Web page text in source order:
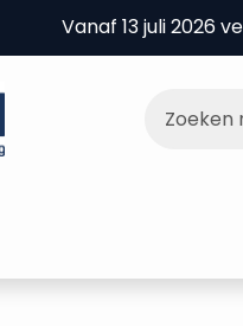
Vanaf 13 juli 2026